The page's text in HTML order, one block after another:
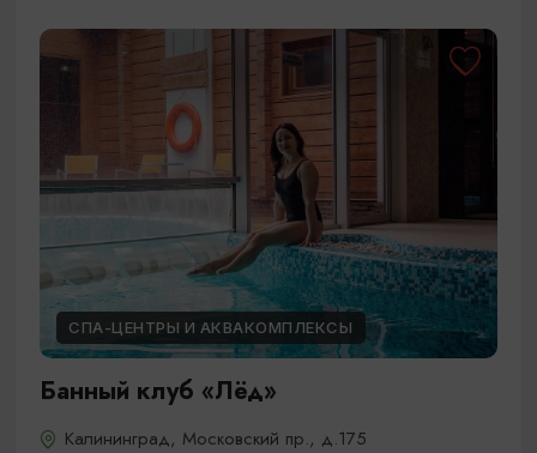
СПА-ЦЕНТРЫ И АКВАКОМПЛЕКСЫ
Банный клуб «Лёд»
Калининград, Московский пр., д.175